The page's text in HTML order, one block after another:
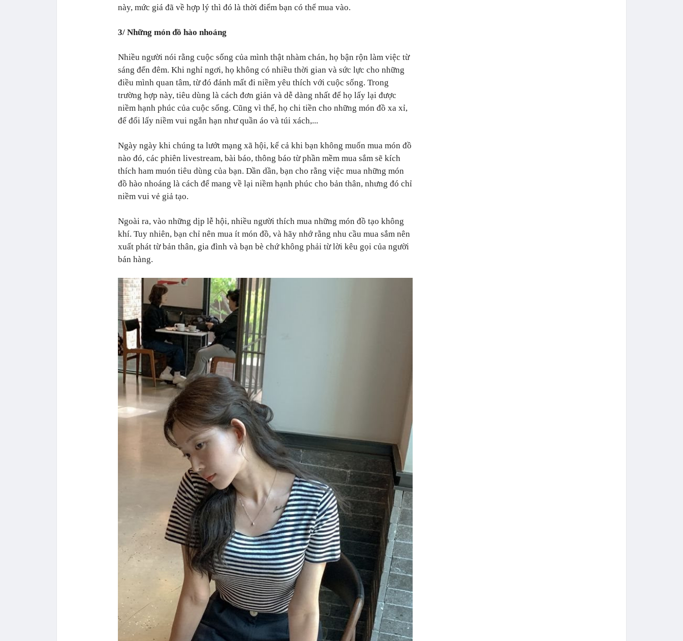
này, mức giá đã về hợp lý thì đó là thời điểm bạn có thể mua vào.
3/ Những món đồ hào nhoáng
Nhiều người nói rằng cuộc sống của mình thật nhàm chán, họ bận rộn làm việc từ
sáng đến đêm. Khi nghỉ ngơi, họ không có nhiều thời gian và sức lực cho những
điều mình quan tâm, từ đó đánh mất đi niềm yêu thích với cuộc sống. Trong
trường hợp này, tiêu dùng là cách đơn giản và dễ dàng nhất để họ lấy lại được
niềm hạnh phúc của cuộc sống. Cũng vì thế, họ chi tiền cho những món đồ xa xỉ,
để đổi lấy niềm vui ngắn hạn như quần áo và túi xách,...
Ngày ngày khi chúng ta lướt mạng xã hội, kể cả khi bạn không muốn mua món đồ
nào đó, các phiên livestream, bài báo, thông báo từ phần mềm mua sắm sẽ kích
thích ham muón tiêu dùng của bạn. Dần dần, bạn cho rằng việc mua những món
đồ hào nhoáng là cách để mang về lại niềm hạnh phúc cho bản thân, nhưng đó chỉ
niềm vui vẻ giả tạo.
Ngoài ra, vào những dịp lễ hội, nhiều người thích mua những món đồ tạo không
khí. Tuy nhiên, bạn chỉ nên mua ít món đồ, và hãy nhớ rằng nhu cầu mua sắm nên
xuất phát từ bản thân, gia đình và bạn bè chứ không phải từ lời kêu gọi của người
bán hàng.